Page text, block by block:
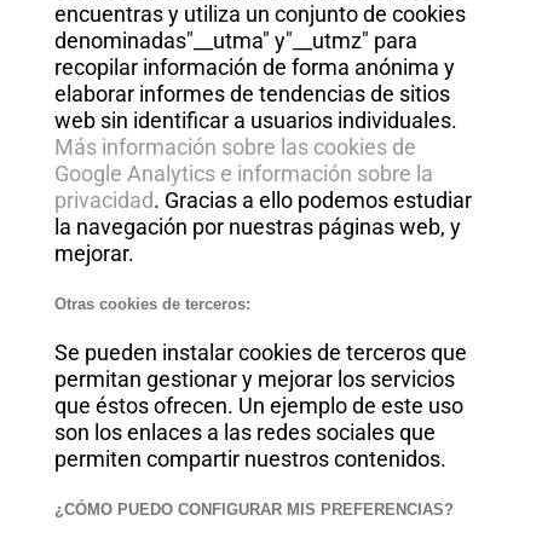
encuentras y utiliza un conjunto de cookies
denominadas"__utma" y"__utmz" para
recopilar información de forma anónima y
elaborar informes de tendencias de sitios
web sin identificar a usuarios individuales.
Más información sobre las cookies de
Google Analytics e información sobre la
privacidad. Gracias a ello podemos estudiar
la navegación por nuestras páginas web, y
mejorar.
Otras cookies de terceros:
Se pueden instalar cookies de terceros que
permitan gestionar y mejorar los servicios
que éstos ofrecen. Un ejemplo de este uso
son los enlaces a las redes sociales que
permiten compartir nuestros contenidos.
¿CÓMO PUEDO CONFIGURAR MIS PREFERENCIAS?